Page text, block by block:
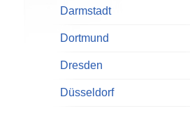
Darmstadt
Dortmund
Dresden
Düsseldorf